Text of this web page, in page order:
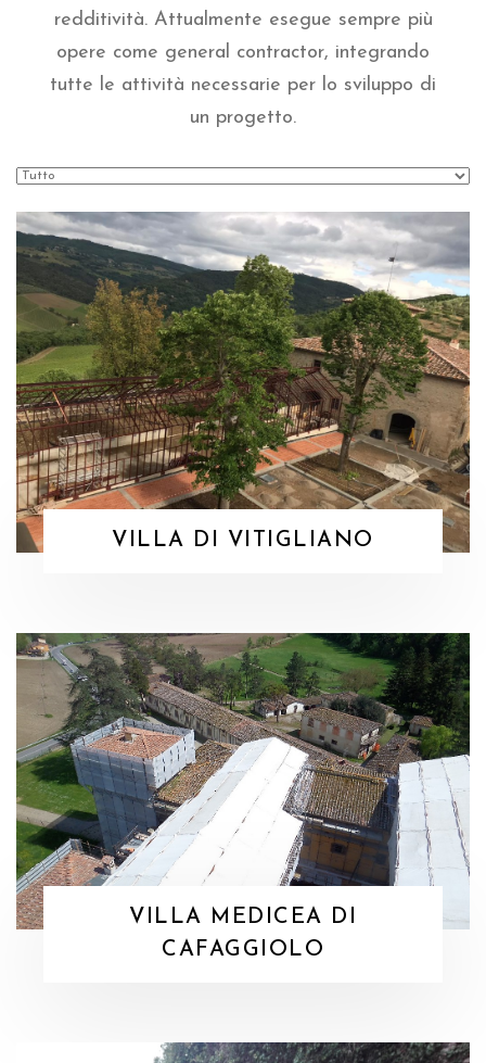
redditività. Attualmente esegue sempre più
opere come general contractor, integrando
tutte le attività necessarie per lo sviluppo di
un progetto.
VILLA DI VITIGLIANO
VILLA MEDICEA DI
CAFAGGIOLO